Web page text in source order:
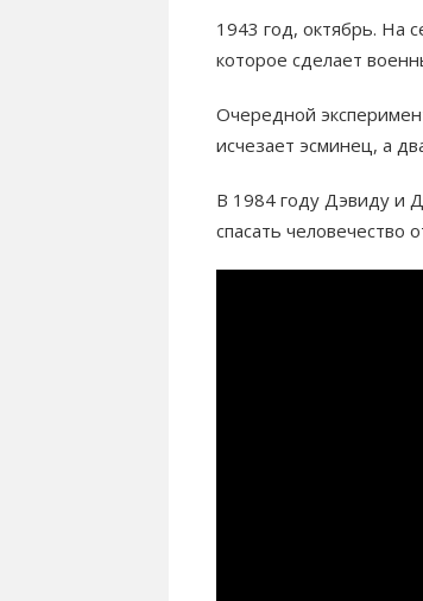
1943 год, октябрь. На
которое сделает
Очередной
исчезает эсминец, а
В 1984 году Дэвиду и
спасать человечество